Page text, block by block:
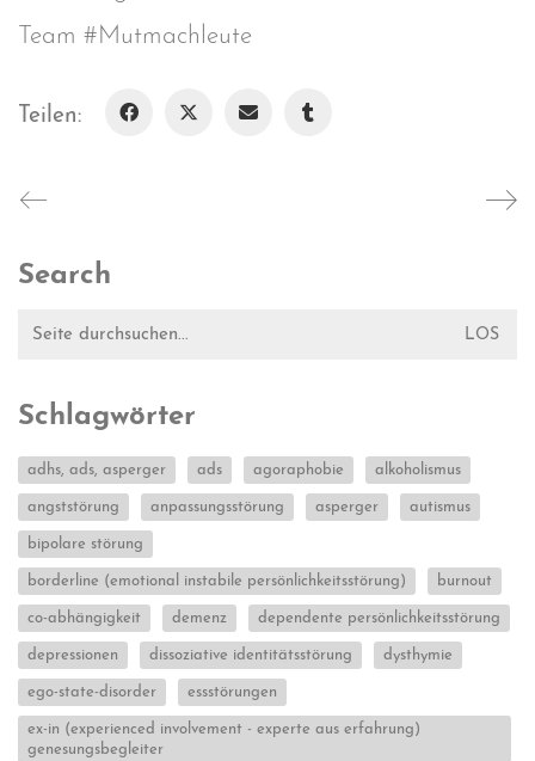
Team #Mutmachleute
Teilen:
Search
nach:
Schlagwörter
adhs, ads, asperger ads agoraphobie alkoholismus
angststörung anpassungsstörung asperger autismus
bipolare störung
borderline (emotional instabile persönlichkeitsstörung) burnout
co-abhängigkeit demenz dependente persönlichkeitsstörung
depressionen dissoziative identitätsstörung dysthymie
ego-state-disorder essstörungen
ex-in (experienced involvement - experte aus erfahrung)
genesungsbegleiter